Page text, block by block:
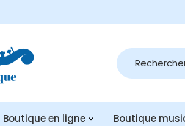
Recherche
de
produits
Boutique en ligne Boutique